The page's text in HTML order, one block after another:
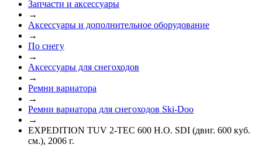
Запчасти и аксессуары
→
Аксессуары и дополнительное оборудование
→
По снегу
→
Аксессуары для снегоходов
→
Ремни вариатора
→
Ремни вариатора для снегоходов Ski-Doo
→
EXPEDITION TUV 2-TEC 600 H.O. SDI (двиг. 600 куб.
см.), 2006 г.